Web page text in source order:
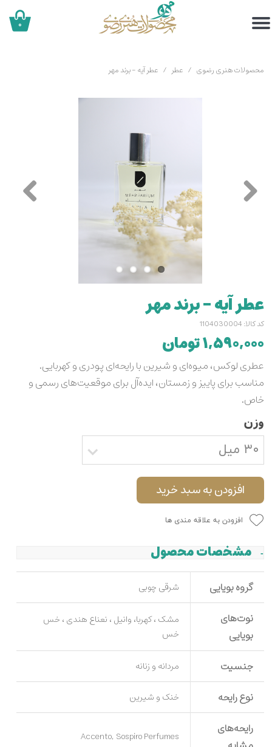
۰
محصولات هنری رضوی عطر عطر آیه - برند مهر
عطر آیه - برند مهر
کد کالا: 1104030004
۱,۵۹۰,۰۰۰ تومان
عطری لوکس، میوه‌ای و شیرین با رایحه‌ای پودری و کهربایی.
مناسب برای پاییز و زمستان، ایده‌آل برای موقعیت‌های رسمی و
خاص.
وزن
۳۰ میل
افزودن به سبد خرید
افزودن به علاقه مندی ها
مشخصات محصول
گروه بویایی شرقی چوبی
نوت‌های
بویایی
مشک ، کهربا، وانیل ، نعناع هندی ، خس
خس
جنسیت مردانه و زنانه
نوع رایحه خنک و شیرین
رایحه‌های
Accento, Sospiro Perfumes